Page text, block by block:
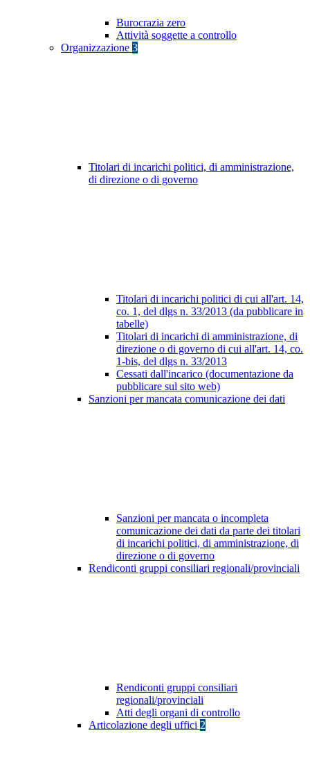
Burocrazia zero
Attività soggette a controllo
Organizzazione 3
Titolari di incarichi politici, di amministrazione,
di direzione o di governo
Titolari di incarichi politici di cui all'art. 14,
co. 1, del dlgs n. 33/2013 (da pubblicare in
tabelle)
Titolari di incarichi di amministrazione, di
direzione o di governo di cui all'art. 14, co.
1-bis, del dlgs n. 33/2013
Cessati dall'incarico (documentazione da
pubblicare sul sito web)
Sanzioni per mancata comunicazione dei dati
Sanzioni per mancata o incompleta
comunicazione dei dati da parte dei titolari
di incarichi politici, di amministrazione, di
direzione o di governo
Rendiconti gruppi consiliari regionali/provinciali
Rendiconti gruppi consiliari
regionali/provinciali
Atti degli organi di controllo
Articolazione degli uffici 2